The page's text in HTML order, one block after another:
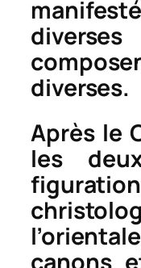
diverses.
Après le
les
canons